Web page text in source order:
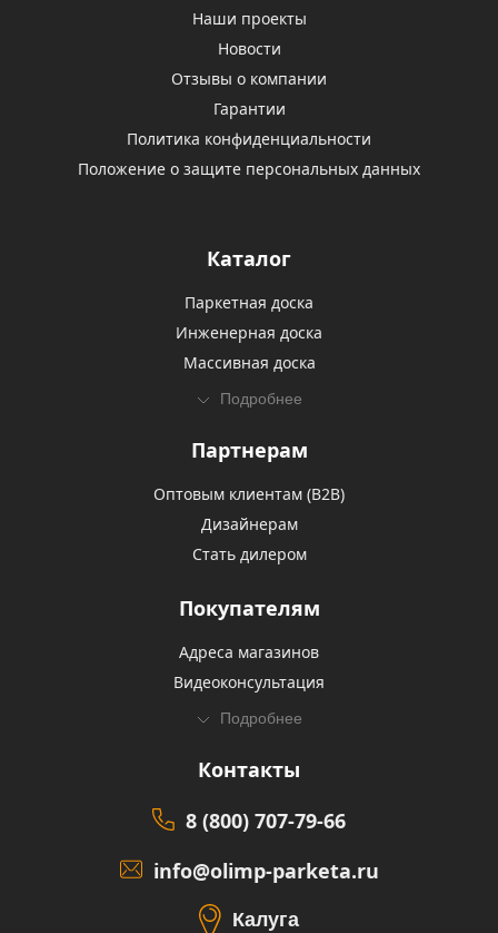
Наши проекты
Новости
Отзывы о компании
Гарантии
Политика конфиденциальности
Положение о защите персональных данных
Каталог
Паркетная доска
Инженерная доска
Массивная доска
Подробнее
Партнерам
Оптовым клиентам (В2В)
Дизайнерам
Стать дилером
Покупателям
Адреса магазинов
Видеоконсультация
Подробнее
Контакты
8 (800) 707-79-66
info@olimp-parketa.ru
Калуга